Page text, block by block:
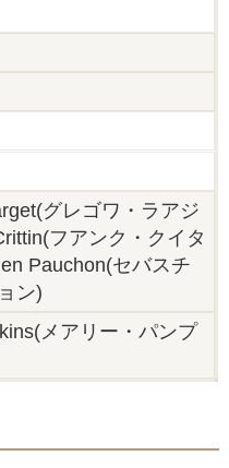
グレゴワ・ラアジ
フアンク・クイタ
Pauchon(セバスチ
ン)
メアリー・パンプ